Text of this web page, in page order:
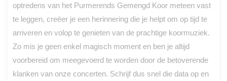
optredens van het Purmerends Gemengd Koor meteen vast
te leggen, creëer je een herinnering die je helpt om op tijd te
arriveren en volop te genieten van de prachtige koormuziek.
Zo mis je geen enkel magisch moment en ben je altijd
voorbereid om meegevoerd te worden door de betoverende
klanken van onze concerten. Schrijf dus snel die data op en